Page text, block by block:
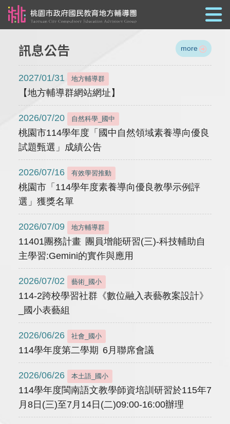
訊息公告 more
2027/01/31 地方輔導群
【地方輔導群網站網址】
2026/07/20 自然科學_國中
桃園市114學年度「國中自然領域素養導向優良
試題甄選」成績公告
2026/07/16 有效學習推動
桃園市「114學年度素養導向優良教學示例評
選」獲獎名單
2026/07/09 地方輔導群
11401團務計畫 團員增能研習(三)-科技輔助自
主學習:Gemini的實作與應用
2026/07/02 藝術_國小
114-2跨校學習社群《數位融入表藝教案設計》
_國小表藝組
2026/06/26 社會_國小
114學年度第二學期 6月聯席會議
2026/06/26 本土語_國小
114學年度閩南語文教學師資培訓研習於115年7
月8日(三)至7月14日(二)09:00-16:00辦理